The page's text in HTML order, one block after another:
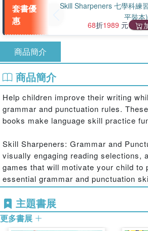
套書優
惠
Skill Sharpeners 七學科練
平裝本)
68折1989 元
商品簡介
商品簡介
Help children improve their writing
grammar and punctuation rules.
books make language skill practice
Skill Sharpeners: Grammar and
visually engaging reading selections,
games that will motivate your child to
essential grammar and punctuation
Language Handbook provides you
of the concepts covered.
The activity book is organized into 15
主題書展
更多書展